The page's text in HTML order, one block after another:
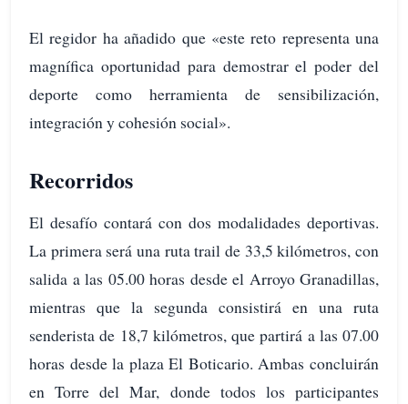
El regidor ha añadido que «este reto representa una
magnífica oportunidad para demostrar el poder del
deporte como herramienta de sensibilización,
integración y cohesión social».
Recorridos
El desafío contará con dos modalidades deportivas.
La primera será una ruta trail de 33,5 kilómetros, con
salida a las 05.00 horas desde el Arroyo Granadillas,
mientras que la segunda consistirá en una ruta
senderista de 18,7 kilómetros, que partirá a las 07.00
horas desde la plaza El Boticario. Ambas concluirán
en Torre del Mar, donde todos los participantes